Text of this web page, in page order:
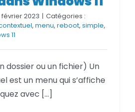
février 2023 | Catégories :
, menu, reboot, simple,
11
dossier ou un fichier) Un
est un menu qui s’affiche
avec [...]